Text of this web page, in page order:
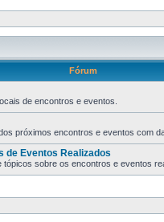
Fórum
de encontros e eventos.
próximos encontros e eventos com
de Eventos Realizados
tópicos sobre os encontros e eventos